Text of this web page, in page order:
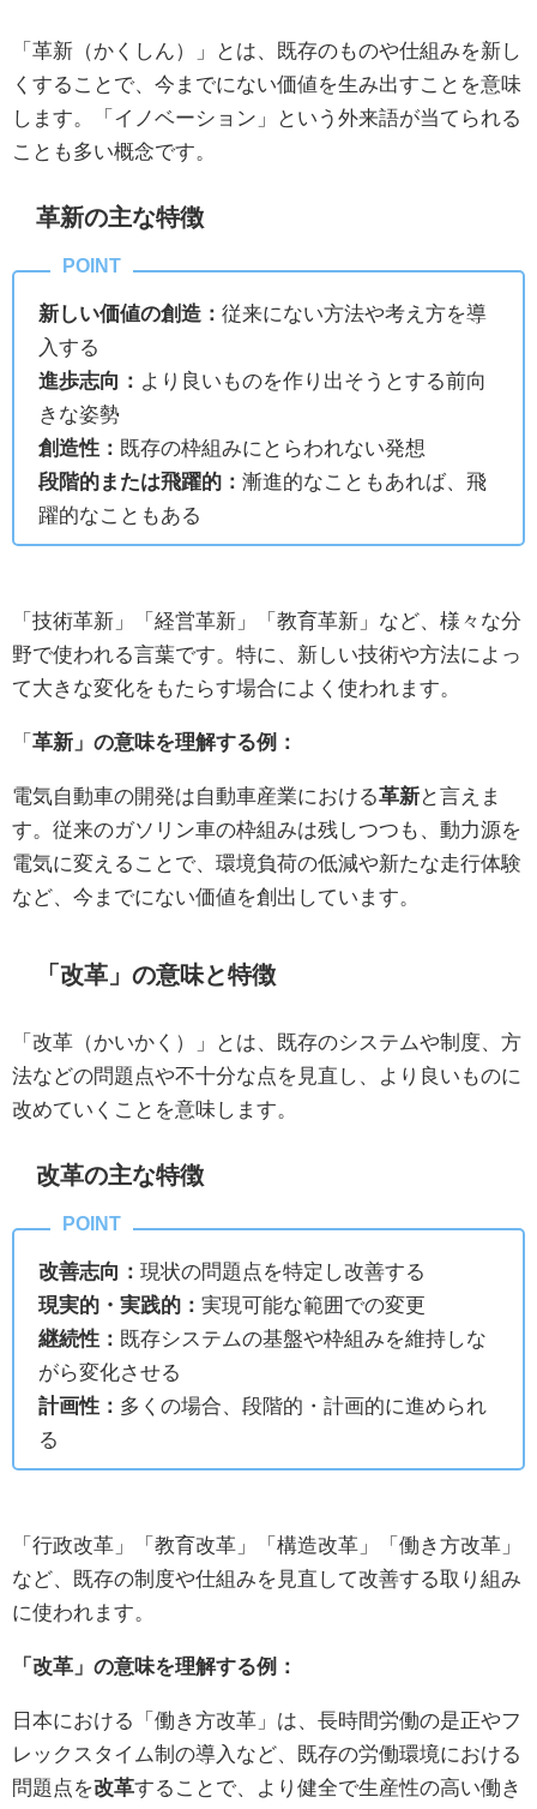
「革新（かくしん）」とは、既存のものや仕組みを新し
くすることで、今までにない価値を生み出すことを意味
します。「イノベーション」という外来語が当てられる
ことも多い概念です。
革新の主な特徴
新しい価値の創造： 従来にない方法や考え方を導
入する
進歩志向： より良いものを作り出そうとする前向
きな姿勢
創造性： 既存の枠組みにとらわれない発想
段階的または飛躍的： 漸進的なこともあれば、飛
躍的なこともある
「技術革新」「経営革新」「教育革新」など、様々な分
野で使われる言葉です。特に、新しい技術や方法によっ
て大きな変化をもたらす場合によく使われます。
「 革新」の意味を理解する例：
電気自動車の開発は自動車産業における革新と言えま
す。従来のガソリン車の枠組みは残しつつも、動力源を
電気に変えることで、環境負荷の低減や新たな走行体験
など、今までにない価値を創出しています。
「改革」の意味と特徴
「改革（かいかく）」とは、既存のシステムや制度、方
法などの問題点や不十分な点を見直し、より良いものに
改めていくことを意味します。
改革の主な特徴
改善志向： 現状の問題点を特定し改善する
現実的・実践的： 実現可能な範囲での変更
継続性： 既存システムの基盤や枠組みを維持しな
がら変化させる
計画性： 多くの場合、段階的・計画的に進められ
る
「行政改革」「教育改革」「構造改革」「働き方改革」
など、既存の制度や仕組みを見直して改善する取り組み
に使われます。
「改革」の意味を理解する例：
日本における「働き方改革」は、長時間労働の是正やフ
レックスタイム制の導入など、既存の労働環境における
問題点を改革することで、より健全で生産性の高い働き